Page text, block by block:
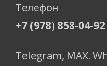
Телефон
+7 (978) 858-04-92
Telegram, МАХ,